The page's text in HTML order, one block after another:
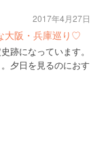
大阪・兵庫巡り♡
跡になっています。
夕日を見るのにおす
2017年4月27日